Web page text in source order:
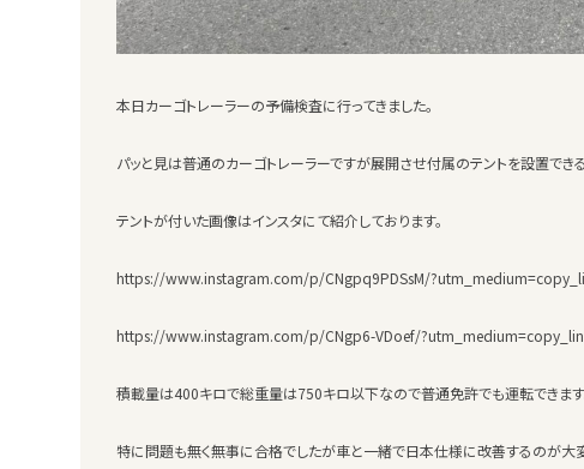
本日カーゴトレーラーの予備検査に行ってきました。
パッと見は普通のカーゴトレーラーですが展開させ付属のテントを設置できる
テントが付いた画像はインスタにて紹介しております。
https://www.instagram.com/p/CNgpq9PDSsM/
https://www.instagram.com/p/CNgp6-VDoef/
積載量は400キロで総重量は750キロ以下なので普通免許でも運転できます
特に問題も無く無事に合格でしたが車と一緒で日本仕様に改善するのが大変